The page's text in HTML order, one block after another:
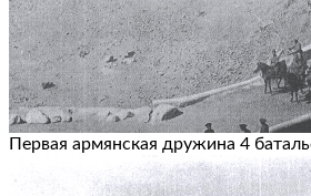
Первая армянская дружина 4